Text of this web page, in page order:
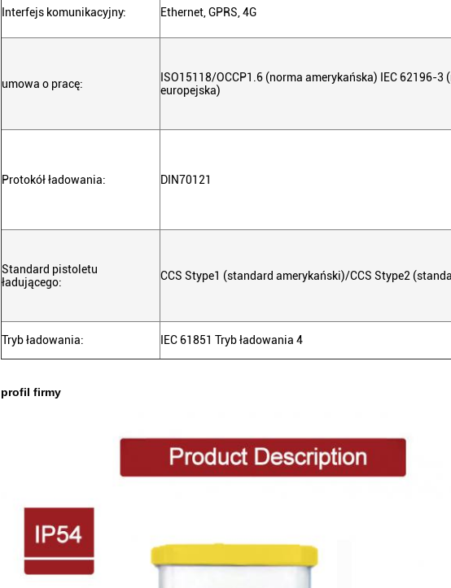
Interfejs komunikacyjny: Ethernet, GPRS, 4G
umowa o pracę:
ISO15118/OCCP1.6 (norma amerykańska) IEC 62196-3
europejska)
Protokół ładowania: DIN70121
Standard pistoletu
ładującego:
CCS Stype1 (standard amerykański)/CCS Stype2
Tryb ładowania: IEC 61851 Tryb ładowania 4
profil firmy